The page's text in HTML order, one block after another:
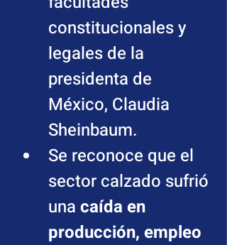
constitucionales y
legales de la
presidenta de
México, Claudia
Sheinbaum.
Se reconoce que el
sector calzado sufrió
una caída en
producción, empleo